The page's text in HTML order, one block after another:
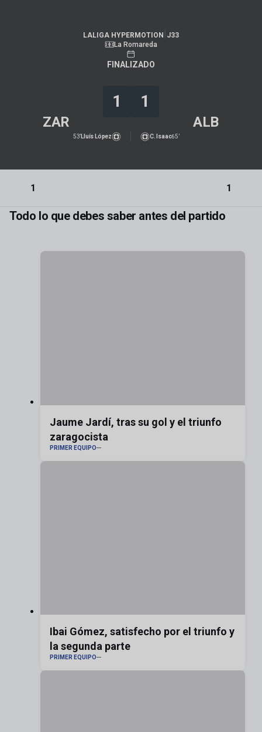
LALIGA HYPERMOTION | J33
La Romareda
FINALIZADO
ZAR
1 1
ALB
53’Lluís López 65’
C. Isaac
1 1
Todo lo que debes saber antes del partido
Jaume Jardí, tras su gol y el triunfo
zaragocista
PRIMER EQUIPO
Ibai Gómez, satisfecho por el triunfo y
la segunda parte
PRIMER EQUIPO